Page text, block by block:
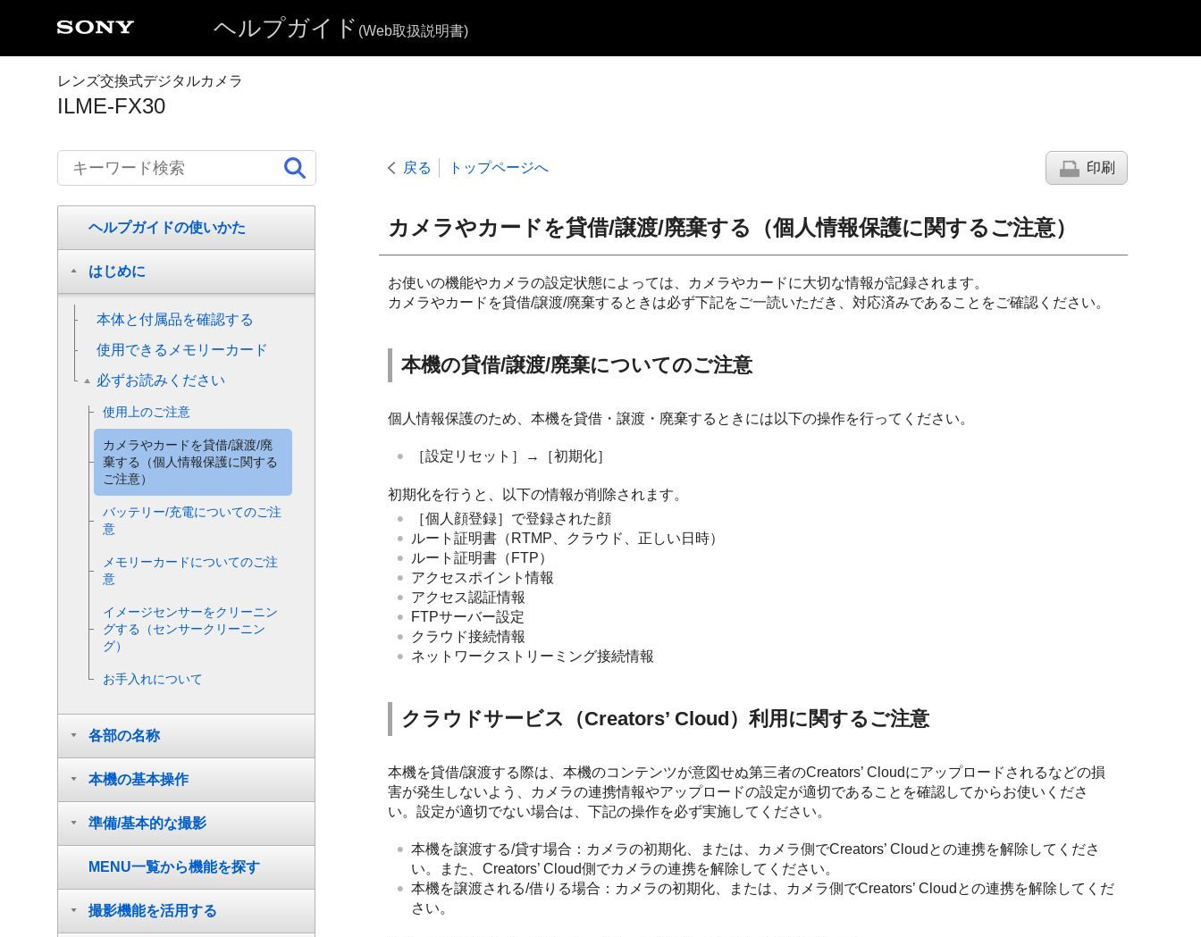
ヘルプガイド (Web取扱説明書)
レンズ交換式デジタルカメラ
ILME-FX30
戻る トップページへ 印刷
カメラやカードを貸借/譲渡/廃棄する（個人情報保護に関するご注意）
お使いの機能やカメラの設定状態によっては、カメラやカードに大切な情報が記録されます。
カメラやカードを貸借/譲渡/廃棄するときは必ず下記をご一読いただき、対応済みであることをご確認ください。
本機の貸借/譲渡/廃棄についてのご注意
個人情報保護のため、本機を貸借・譲渡・廃棄するときには以下の操作を行ってください。
［設定リセット］ → ［初期化］
初期化を行うと、以下の情報が削除されます。
［個人顔登録］ で登録された顔
ルート証明書（RTMP、クラウド、正しい日時）
ルート証明書（FTP）
アクセスポイント情報
アクセス認証情報
FTPサーバー設定
クラウド接続情報
ネットワークストリーミング接続情報
クラウドサービス（Creators’ Cloud）利用に関するご注意
本機を貸借/譲渡する際は、本機のコンテンツが意図せぬ第三者のCreators’ Cloudにアップロードされるなどの損
害が発生しないよう、カメラの連携情報やアップロードの設定が適切であることを確認してからお使いくださ
い。設定が適切でない場合は、下記の操作を必ず実施してください。
本機を譲渡する/貸す場合：カメラの初期化、または、カメラ側でCreators’ Cloudとの連携を解除してくださ
い。また、Creators’ Cloud側でカメラの連携を解除してください。
本機を譲渡される/借りる場合：カメラの初期化、または、カメラ側でCreators’ Cloudとの連携を解除してくだ
さい。
ヘルプガイドの使いかた
はじめに
本体と付属品を確認する
使用できるメモリーカード
必ずお読みください
使用上のご注意
カメラやカードを貸借/譲渡/廃
棄する（個人情報保護に関する
ご注意）
バッテリー/充電についてのご注
意
メモリーカードについてのご注
意
イメージセンサーをクリーニン
グする（センサークリーニン
グ）
お手入れについて
各部の名称
本機の基本操作
準備/基本的な撮影
MENU一覧から機能を探す
撮影機能を活用する